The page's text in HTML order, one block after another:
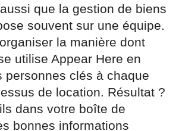
que la gestion de biens
souvent sur une équipe.
la manière dont
utilise Appear Here en
personnes clés à chaque
de location. Résultat ?
dans votre boîte de
bonnes informations